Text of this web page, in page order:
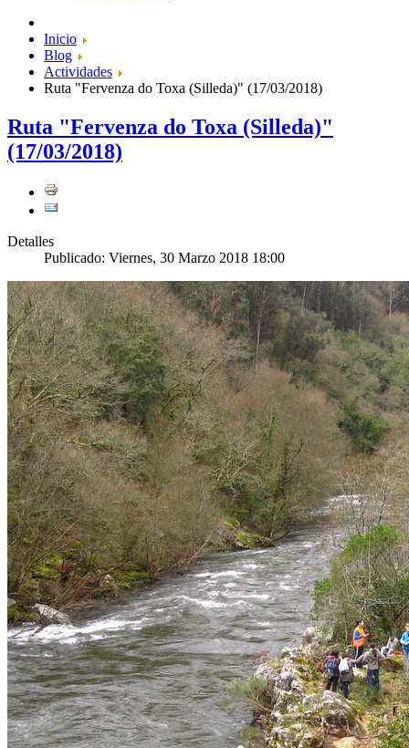
Inicio
Blog
Actividades
Ruta "Fervenza do Toxa (Silleda)" (17/03/2018)
Ruta "Fervenza do Toxa (Silleda)"
(17/03/2018)
Detalles
Publicado: Viernes, 30 Marzo 2018 18:00